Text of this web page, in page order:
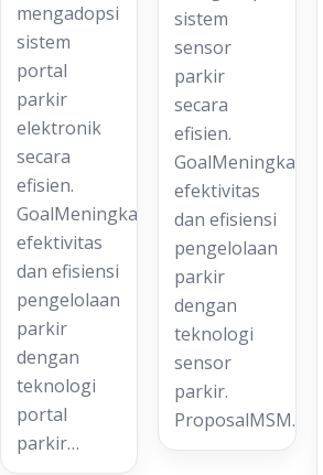
mengadopsi
sistem
portal
parkir
elektronik
secara
efisien.
GoalMeningkatkan
efektivitas
dan efisiensi
pengelolaan
parkir
dengan
teknologi
portal
parkir…
sistem
sensor
parkir
secara
efisien.
GoalMeningkatkan
efektivitas
dan efisiensi
pengelolaan
parkir
dengan
teknologi
sensor
parkir.
ProposalMSM…